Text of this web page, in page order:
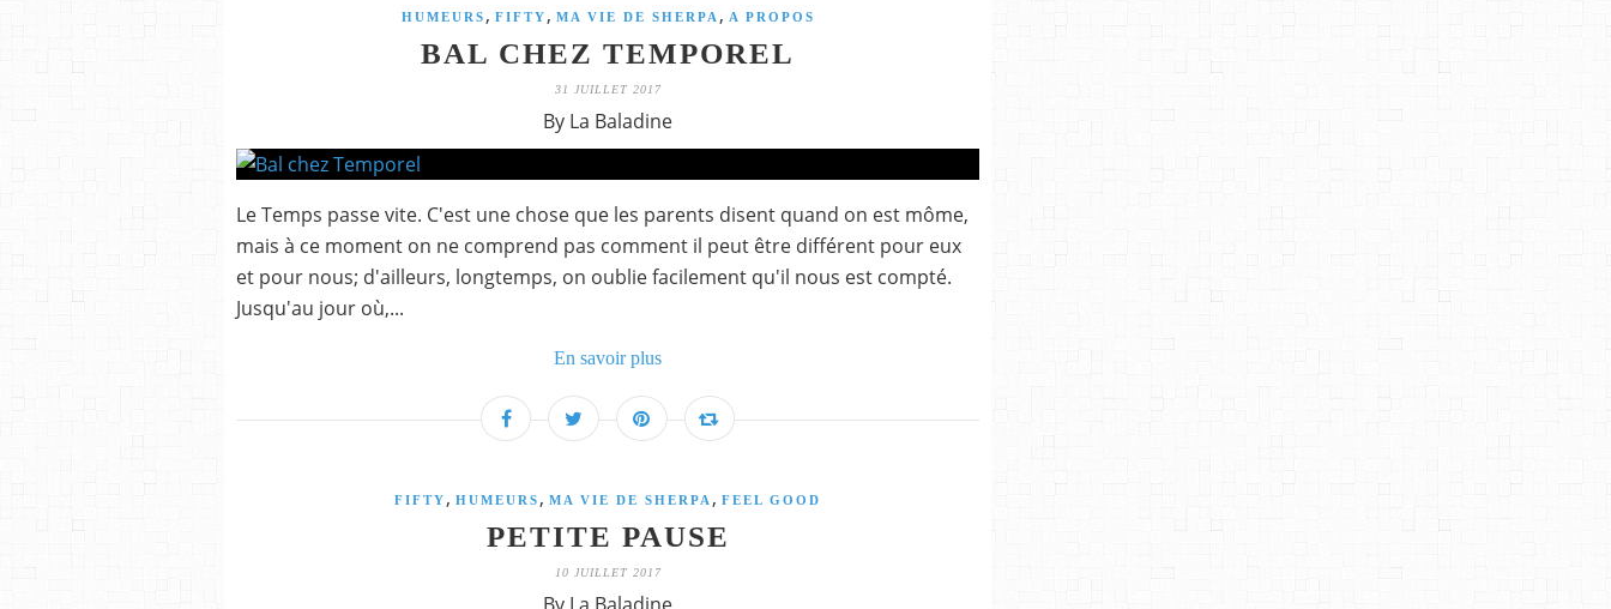
HUMEURS , FIFTY , MA VIE DE SHERPA , A PROPOS
BAL CHEZ TEMPOREL
31 JUILLET 2017
By La Baladine
Le Temps passe vite. C'est une chose que les parents disent quand on est môme,
mais à ce moment on ne comprend pas comment il peut être différent pour eux
et pour nous; d'ailleurs, longtemps, on oublie facilement qu'il nous est compté.
Jusqu'au jour où,...
En savoir plus
FIFTY , HUMEURS , MA VIE DE SHERPA , FEEL GOOD
PETITE PAUSE
10 JUILLET 2017